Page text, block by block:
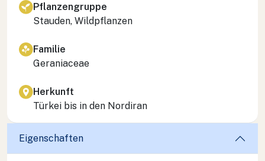
Pflanzengruppe
Stauden, Wildpflanzen
Familie
Geraniaceae
Herkunft
Türkei bis in den Nordiran
Eigenschaften